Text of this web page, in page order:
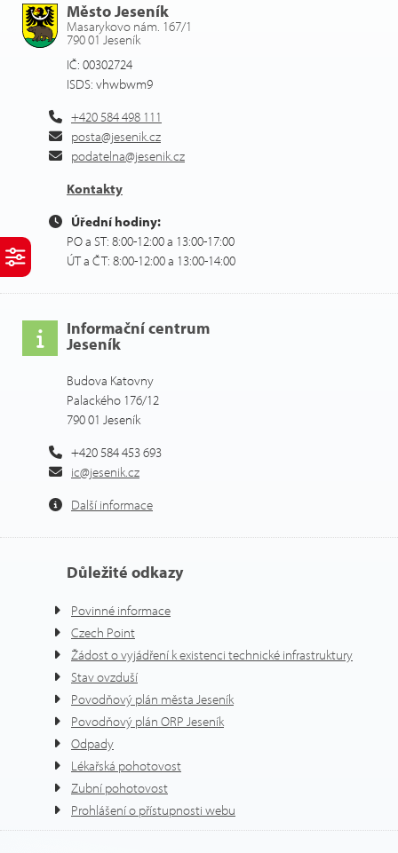
Město Jeseník
Masarykovo nám. 167/1
790 01 Jeseník
IČ: 00302724
ISDS: vhwbwm9
+420 584 498 111
posta@jesenik.cz
podatelna@jesenik.cz
Kontakty
Úřední hodiny:
PO a ST: 8:00-12:00 a 13:00-17:00
ÚT a ČT: 8:00-12:00 a 13:00-14:00
Informační centrum
Jeseník
Budova Katovny
Palackého 176/12
790 01 Jeseník
+420 584 453 693
ic@jesenik.cz
Další informace
Důležité odkazy
Povinné informace
Czech Point
Žádost o vyjádření k existenci technické infrastruktury
Stav ovzduší
Povodňový plán města Jeseník
Povodňový plán ORP Jeseník
Odpady
Lékařská pohotovost
Zubní pohotovost
Prohlášení o přístupnosti webu